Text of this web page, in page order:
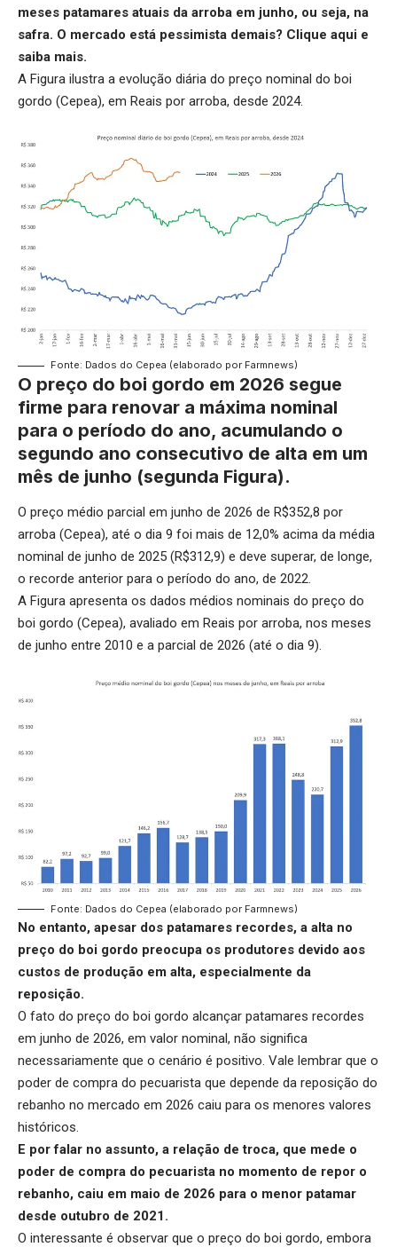
meses patamares atuais da arroba em junho, ou seja, na
safra. O mercado está pessimista demais? Clique aqui e
saiba mais.
A Figura ilustra a evolução diária do preço nominal do boi
gordo (Cepea), em Reais por arroba, desde 2024.
Fonte: Dados do Cepea (elaborado por Farmnews)
O preço do boi gordo em 2026 segue
firme para renovar a máxima nominal
para o período do ano, acumulando o
segundo ano consecutivo de alta em um
mês de junho (segunda Figura).
O preço médio parcial em junho de 2026 de R$352,8 por
arroba (Cepea), até o dia 9 foi mais de 12,0% acima da média
nominal de junho de 2025 (R$312,9) e deve superar, de longe,
o recorde anterior para o período do ano, de 2022.
A Figura apresenta os dados médios nominais do preço do
boi gordo (Cepea), avaliado em Reais por arroba, nos meses
de junho entre 2010 e a parcial de 2026 (até o dia 9).
Fonte: Dados do Cepea (elaborado por Farmnews)
No entanto, apesar dos patamares recordes, a alta no
preço do boi gordo preocupa os produtores devido aos
custos de produção em alta, especialmente da
reposição.
O fato do preço do boi gordo alcançar patamares recordes
em junho de 2026, em valor nominal, não significa
necessariamente que o cenário é positivo. Vale lembrar que o
poder de compra do pecuarista que depende da reposição do
rebanho no mercado em 2026 caiu para os menores valores
históricos.
E por falar no assunto, a relação de troca, que mede o
poder de compra do pecuarista no momento de repor o
rebanho, caiu em maio de 2026 para o menor patamar
desde outubro de 2021.
O interessante é observar que o preço do boi gordo, embora